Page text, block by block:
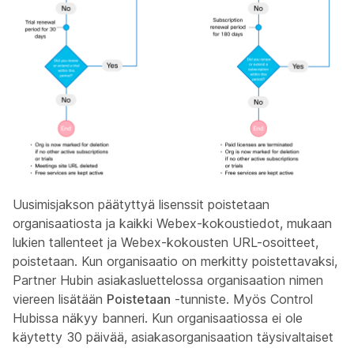
Uusimisjakson päätyttyä lisenssit poistetaan
organisaatiosta ja kaikki Webex-kokoustiedot, mukaan
lukien tallenteet ja Webex-kokousten URL-osoitteet,
poistetaan. Kun organisaatio on merkitty poistettavaksi,
Partner Hubin asiakasluettelossa organisaation nimen
viereen lisätään Poistetaan -tunniste. Myös Control
Hubissa näkyy banneri. Kun organisaatiossa ei ole
käytetty 30 päivää, asiakasorganisaation täysivaltaiset